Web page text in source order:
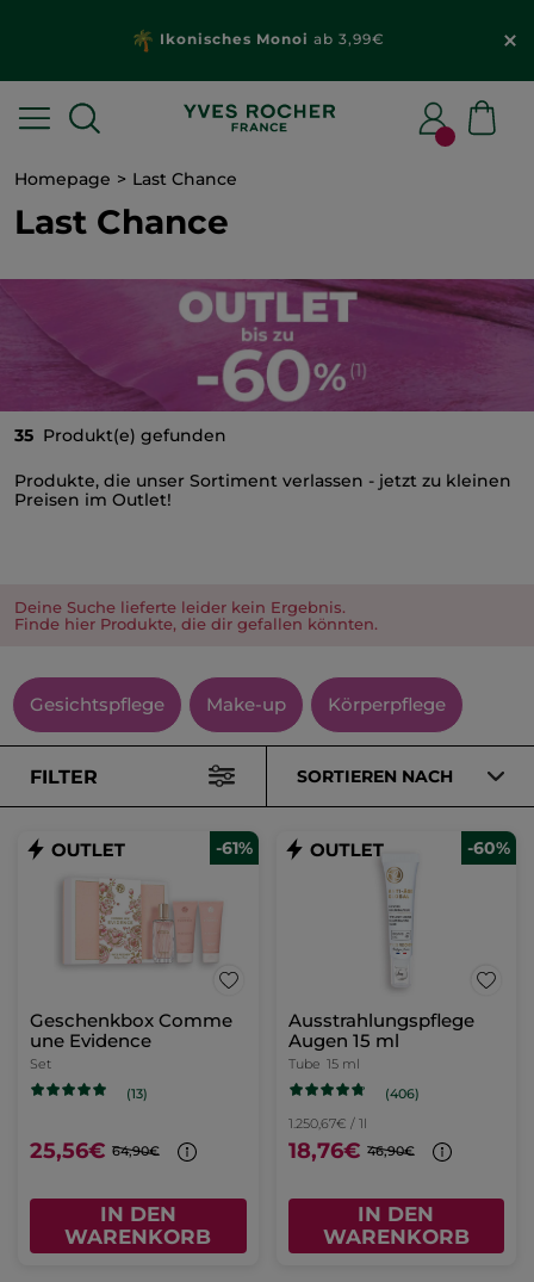
Ikonisches Monoi ab 3,99€
Homepage Last Chance
Last Chance
35 Produkt(e) gefunden
Produkte, die unser Sortiment verlassen - jetzt zu kleinen
Preisen im Outlet!
Deine Suche lieferte leider kein Ergebnis.
Finde hier Produkte, die dir gefallen könnten.
Gesichtspflege Make-up Körperpflege
FILTER SORTIEREN NACH
-61%
Geschenkbox Comme
une Evidence
Set
(13)
25,56€ 64,90€
IN DEN
WARENKORB
-60%
Ausstrahlungspflege
Augen 15 ml
Tube 15 ml
(406)
1.250,67€ / 1l
18,76€ 46,90€
IN DEN
WARENKORB